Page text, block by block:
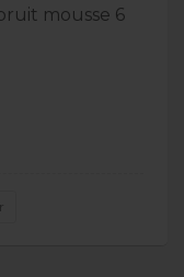
mousse 6